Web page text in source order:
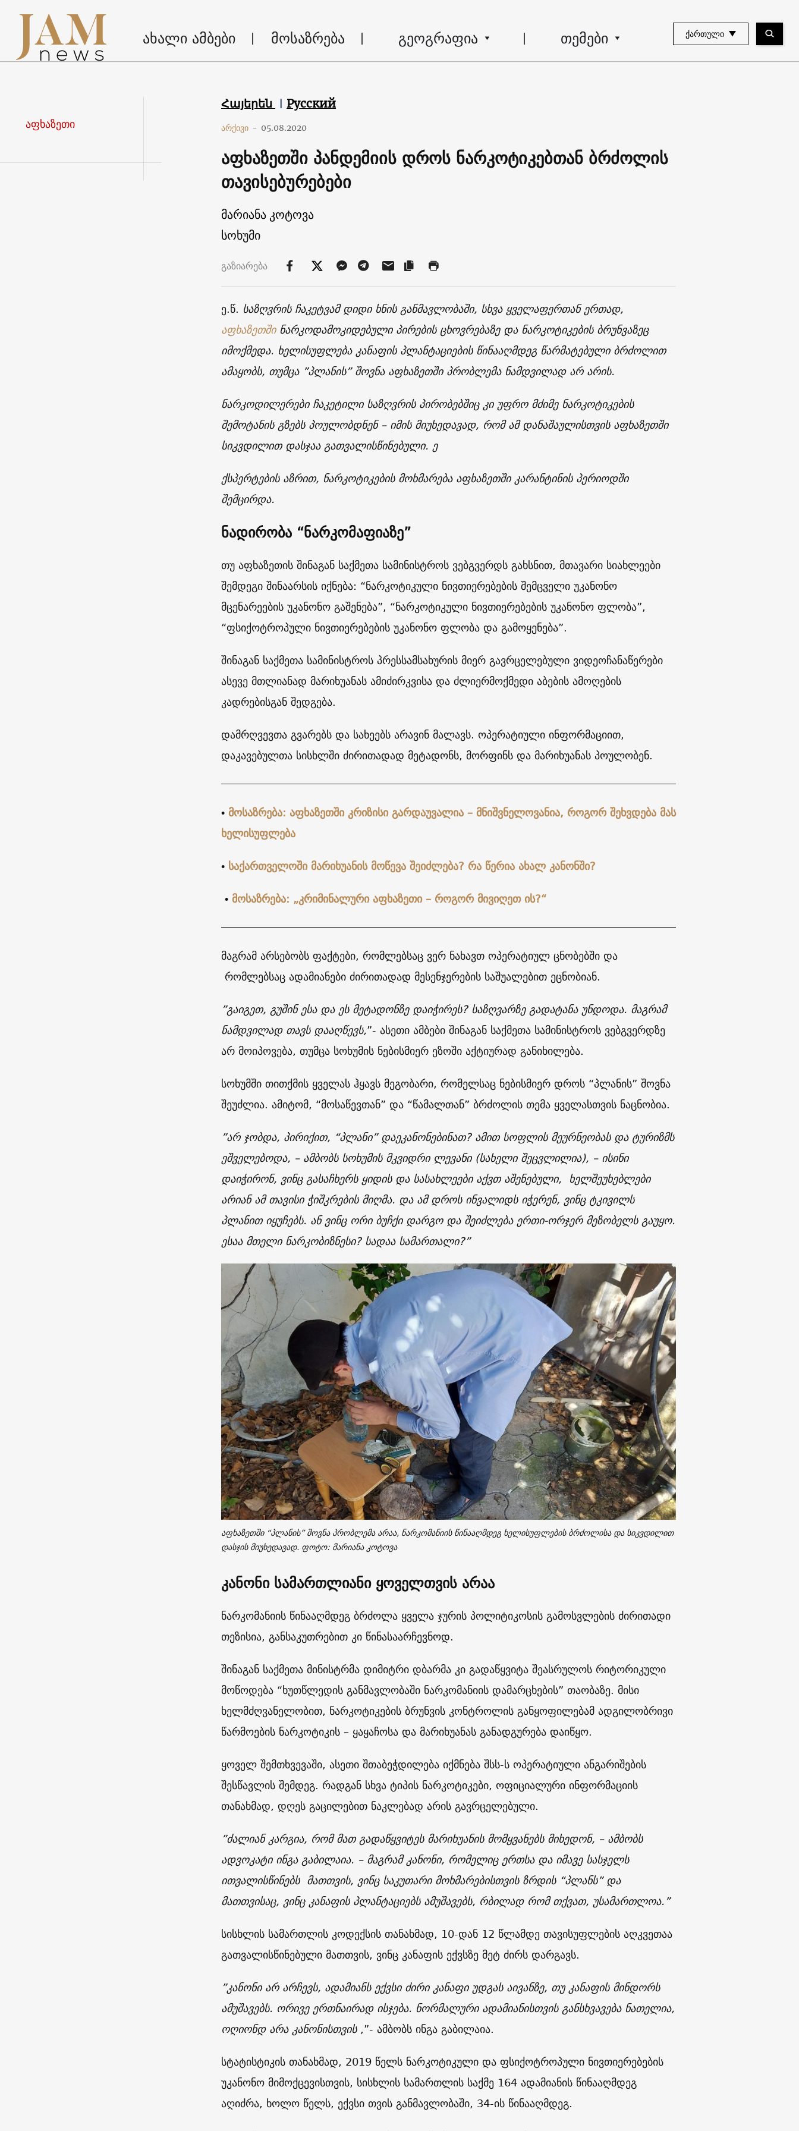
ახალი ამბები მოსაზრება გეოგრაფია თემები ᲥᲐᲠᲗᲣᲚᲘ
აფხაზეთი
Հայերեն Русский
არქივი - 05.08.2020
აფხაზეთში პანდემიის დროს ნარკოტიკებთან ბრძოლის
თავისებურებები
მარიანა კოტოვა
სოხუმი
გაზიარება
ე.წ. საზღვრის ჩაკეტვამ დიდი ხნის განმავლობაში, სხვა ყველაფერთან ერთად,
აფხაზეთში ნარკოდამოკიდებული პირების ცხოვრებაზე და ნარკოტიკების ბრუნვაზეც
იმოქმედა. ხელისუფლება კანაფის პლანტაციების წინააღმდეგ წარმატებული ბრძოლით
ამაყობს, თუმცა ”პლანის” შოვნა აფხაზეთში პრობლემა ნამდვილად არ არის.
ნარკოდილერები ჩაკეტილი საზღვრის პირობებშიც კი უფრო მძიმე ნარკოტიკების
შემოტანის გზებს პოულობდნენ – იმის მიუხედავად, რომ ამ დანაშაულისთვის აფხაზეთში
სიკვდილით დასჯაა გათვალისწინებული. ე
ქსპერტების აზრით, ნარკოტიკების მოხმარება აფხაზეთში კარანტინის პერიოდში
შემცირდა.
ნადირობა “ნარკომაფიაზე”
თუ აფხაზეთის შინაგან საქმეთა სამინისტროს ვებგვერდს გახსნით, მთავარი სიახლეები
შემდეგი შინაარსის იქნება: “ნარკოტიკული ნივთიერებების შემცველი უკანონო
მცენარეების უკანონო გაშენება”, “ნარკოტიკული ნივთიერებების უკანონო ფლობა”,
“ფსიქოტროპული ნივთიერებების უკანონო ფლობა და გამოყენება”.
შინაგან საქმეთა სამინისტროს პრესსამსახურის მიერ გავრცელებული ვიდეოჩანაწერები
ასევე მთლიანად მარიხუანას ამიძირკვისა და ძლიერმოქმედი აბების ამოღების
კადრებისგან შედგება.
დამრღვევთა გვარებს და სახეებს არავინ მალავს. ოპერატიული ინფორმაციით,
დაკავებულთა სისხლში ძირითადად მეტადონს, მორფინს და მარიხუანას პოულობენ.
• მოსაზრება: აფხაზეთში კრიზისი გარდაუვალია – მნიშვნელოვანია, როგორ შეხვდება მას
ხელისუფლება
• საქართველოში მარიხუანის მოწევა შეიძლება? რა წერია ახალ კანონში?
• მოსაზრება: „კრიმინალური აფხაზეთი – როგორ მივიღეთ ის?“
მაგრამ არსებობს ფაქტები, რომლებსაც ვერ ნახავთ ოპერატიულ ცნობებში და
რომლებსაც ადამიანები ძირითადად მესენჯერების საშუალებით ეცნობიან.
”გაიგეთ, გუშინ ესა და ეს მეტადონზე დაიჭირეს? საზღვარზე გადატანა უნდოდა. მაგრამ
ნამდვილად თავს დააღწევს,”- ასეთი ამბები შინაგან საქმეთა სამინისტროს ვებგვერდზე
არ მოიპოვება, თუმცა სოხუმის ნებისმიერ ეზოში აქტიურად განიხილება.
სოხუმში თითქმის ყველას ჰყავს მეგობარი, რომელსაც ნებისმიერ დროს “პლანის” შოვნა
შეუძლია. ამიტომ, “მოსაწევთან” და “წამალთან” ბრძოლის თემა ყველასთვის ნაცნობია.
”არ ჯობდა, პირიქით, “პლანი” დაეკანონებინათ? ამით სოფლის მეურნეობას და ტურიზმს
ეშველებოდა, – ამბობს სოხუმის მკვიდრი ლევანი (სახელი შეცვლილია), – ისინი
დაიჭირონ, ვინც გასაჩხერს ყიდის და სასახლეები აქვთ აშენებული, ხელშეუხებლები
არიან ამ თავისი ჭიშკრების მიღმა. და ამ დროს ინვალიდს იჭერენ, ვინც ტკივილს
პლანით იყუჩებს. ან ვინც ორი ბუჩქი დარგო და შეიძლება ერთი-ორჯერ მეზობელს გაუყო.
ესაა მთელი ნარკობიზნესი? სადაა სამართალი?”
აფხაზეთში “პლანის” შოვნა პრობლემა არაა, ნარკომანიის წინააღმდეგ ხელისუფლების ბრძოლისა და სიკვდილით
დასჯის მიუხედავად. ფოტო: მარიანა კოტოვა
კანონი სამართლიანი ყოველთვის არაა
ნარკომანიის წინააღმდეგ ბრძოლა ყველა ჯურის პოლიტიკოსის გამოსვლების ძირითადი
თეზისია, განსაკუთრებით კი წინასაარჩევნოდ.
შინაგან საქმეთა მინისტრმა დიმიტრი დბარმა კი გადაწყვიტა შეასრულოს რიტორიკული
მოწოდება “ხუთწლედის განმავლობაში ნარკომანიის დამარცხების” თაობაზე. მისი
ხელმძღვანელობით, ნარკოტიკების ბრუნვის კონტროლის განყოფილებამ ადგილობრივი
წარმოების ნარკოტიკის – ყაყაჩოსა და მარიხუანას განადგურება დაიწყო.
ყოველ შემთხვევაში, ასეთი შთაბეჭდილება იქმნება შსს-ს ოპერატიული ანგარიშების
შესწავლის შემდეგ. რადგან სხვა ტიპის ნარკოტიკები, ოფიციალური ინფორმაციის
თანახმად, დღეს გაცილებით ნაკლებად არის გავრცელებული.
”ძალიან კარგია, რომ მათ გადაწყვიტეს მარიხუანის მომყვანებს მიხედონ, – ამბობს
ადვოკატი ინგა გაბილაია. – მაგრამ კანონი, რომელიც ერთსა და იმავე სასჯელს
ითვალისწინებს მათთვის, ვინც საკუთარი მოხმარებისთვის ზრდის “პლანს” და
მათთვისაც, ვინც კანაფის პლანტაციებს ამუშავებს, რბილად რომ თქვათ, უსამართლოა.”
სისხლის სამართლის კოდექსის თანახმად, 10-დან 12 წლამდე თავისუფლების აღკვეთაა
გათვალისწინებული მათთვის, ვინც კანაფის ექვსზე მეტ ძირს დარგავს.
”კანონი არ არჩევს, ადამიანს ექვსი ძირი კანაფი უდგას აივანზე, თუ კანაფის მინდორს
ამუშავებს. ორივე ერთნაირად ისჯება. ნორმალური ადამიანისთვის განსხვავება ნათელია,
ოღიონდ არა კანონისთვის,”- ამბობს ინგა გაბილაია.
სტატისტიკის თანახმად, 2019 წელს ნარკოტიკული და ფსიქოტროპული ნივთიერებების
უკანონო მიმოქცევისთვის, სისხლის სამართლის საქმე 164 ადამიანის წინააღმდეგ
აღიძრა, ხოლო წელს, ექვსი თვის განმავლობაში, 34-ის წინააღმდეგ.